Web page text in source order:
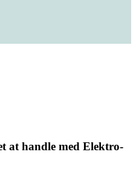
at handle med Elektro-